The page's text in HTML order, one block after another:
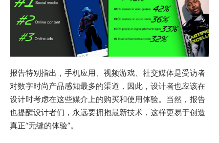
报告特别指出，手机应用、视频游戏、社交媒体是受访者
对数字时尚产品感知最多的渠道，因此，设计者也应该在
设计时考虑在这些媒介上的购买和使用体验。当然，报告
也提醒设计者们，永远要拥抱最新技术，这样更易于创造
真正“无缝的体验”。